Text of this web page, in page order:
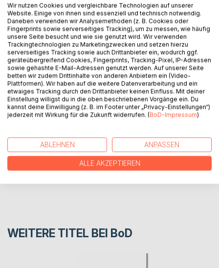
Der norddeutsche Jakobsweg - die »Via Baltica« -
durchquert Hamburg und folgt dem Lauf von Alster und
Elbe. Er führt an vielen stadthistorisch bedeutsamen Orten
vorbei.
Es sind an ihm nicht nur interessante Kirchen und viele
Kunstwerke zu entdecken. Auch Kurioses liegt am Weg wie
eine echte Burg, verdrehte Schornsteine, eine Figur von
den Osterinseln, ein Weinberg und Apfelbäume auf St. Pauli
- um nur einiges davon zu nennen.
AUTOR/IN
PRESSESTIMMEN
WEITERE TITEL BEI BoD
Wir nutzen Cookies und vergleichbare Technologien auf unserer
Website. Einige von ihnen sind essenziell und technisch notwendig.
Daneben verwenden wir Analysemethoden (z. B. Cookies oder
Fingerprints sowie serverseitiges Tracking), um zu messen, wie häufig
unsere Seite besucht und wie sie genutzt wird. Wir verwenden
Trackingtechnologien zu Marketingzwecken und setzen hierzu
serverseitiges Tracking sowie auch Drittanbieter ein, wodurch ggf.
geräteübergreifend Cookies, Fingerprints, Tracking-Pixel, IP-Adressen
sowie gehashte E-Mail-Adressen genutzt werden. Auf unserer Seite
betten wir zudem Drittinhalte von anderen Anbietern ein (Video-
Plattformen). Wir haben auf die weitere Datenverarbeitung und ein
etwaiges Tracking durch den Drittanbieter keinen Einfluss. Mit deiner
Einstellung willigst du in die oben beschriebenen Vorgänge ein. Du
kannst deine Einwilligung (z. B. im Footer unter „Privacy-Einstellungen“)
jederzeit mit Wirkung für die Zukunft widerrufen. (BoD-Impressum)
ABLEHNEN ANPASSEN
ALLE AKZEPTIEREN